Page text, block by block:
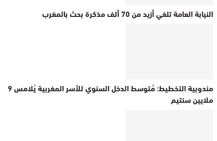
النيابة العامة تلغي أزيد من 70 ألف مذكرة بحث بالمغرب
مندوبية التخطيط: مُتوسط الدخل السنوي للأسر المغربية يُلامس 9
ملايين سنتيم